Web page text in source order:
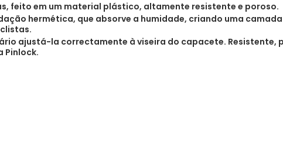
feito em um material plástico, altamente resistente e poroso.
hermética, que absorve a humidade, criando uma
ajustá-la correctamente à viseira do capacete. Resistente,
Pinlock.